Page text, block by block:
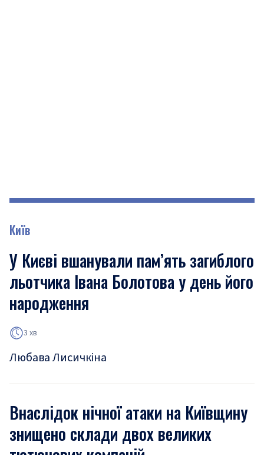
Київ
У Києві вшанували пам’ять загиблого
льотчика Івана Болотова у день його
народження
3 хв
Любава Лисичкіна
Внаслідок нічної атаки на Київщину
знищено склади двох великих